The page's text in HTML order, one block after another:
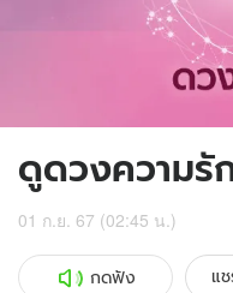
ดูดวงความรั
01 ก.ย. 67 (02:45 น.)
กดฟัง แ